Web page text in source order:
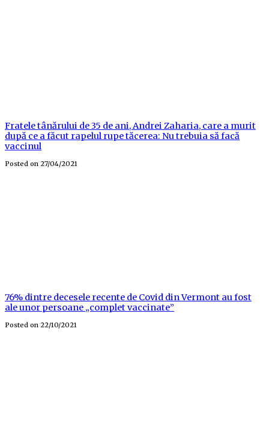
Fratele tânărului de 35 de ani, Andrei Zaharia, care a murit
după ce a făcut rapelul rupe tăcerea: Nu trebuia să facă
vaccinul
Posted on 27/04/2021
76% dintre decesele recente de Covid din Vermont au fost
ale unor persoane „complet vaccinate”
Posted on 22/10/2021